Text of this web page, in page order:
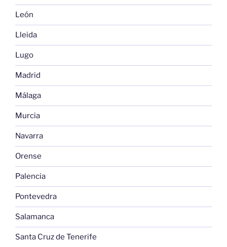
León
Lleida
Lugo
Madrid
Málaga
Murcia
Navarra
Orense
Palencia
Pontevedra
Salamanca
Santa Cruz de Tenerife